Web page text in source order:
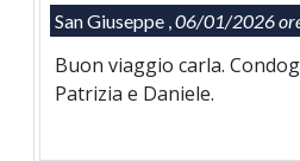
San Giuseppe ,06/01/2026
Buon viaggio carla.
Patrizia e Daniele.